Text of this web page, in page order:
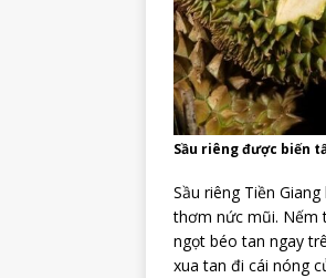
Sầu riêng được biến
Sầu riêng Tiền
thơm nức mũi. Nếm
ngọt béo tan ngay
xua tan đi cái nóng